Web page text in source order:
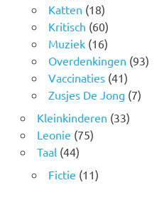
Katten (18)
Kritisch (60)
Muziek(16)
Overdenkingen (93)
Vaccinaties(41)
Zusjes De Jong (7)
Kleinkinderen (33)
Leonie (75)
Taal (44)
Fictie (11)